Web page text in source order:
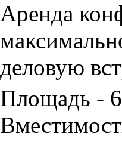
Аренда
деловую
Площадь -